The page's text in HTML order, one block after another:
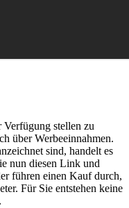
stellen zu
über Werbeeinnahmen.
sind, handelt es
nun diesen Link und
führen einen Kauf durch,
Für Sie entstehen keine